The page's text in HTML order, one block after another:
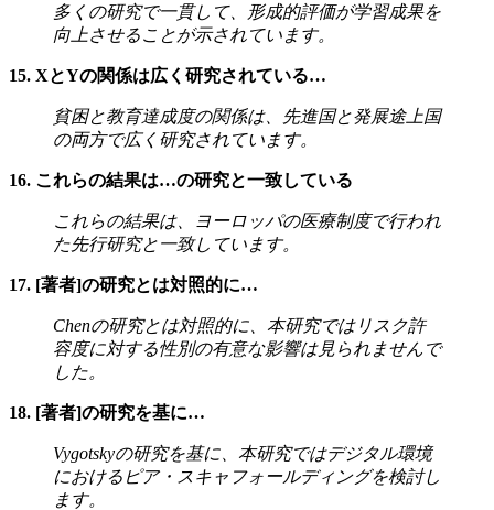
多くの研究で一貫して、形成的評価が学習成果を
向上させることが示されています。
15. XとYの関係は広く研究されている…
貧困と教育達成度の関係は、先進国と発展途上国
の両方で広く研究されています。
16. これらの結果は…の研究と一致している
これらの結果は、ヨーロッパの医療制度で行われ
た先行研究と一致しています。
17. [著者]の研究とは対照的に…
Chenの研究とは対照的に、本研究ではリスク許
容度に対する性別の有意な影響は見られませんで
した。
18. [著者]の研究を基に…
Vygotskyの研究を基に、本研究ではデジタル環境
におけるピア・スキャフォールディングを検討し
ます。